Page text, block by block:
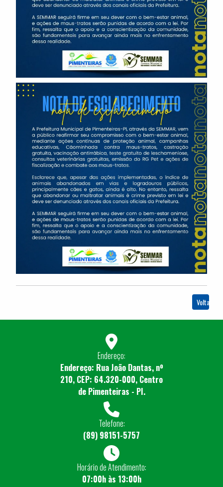
Voltar
Endereço:
Endereço: Rua João Dantas, nº
210, CEP: 64.320-000, Centro
de Pimenteiras - PI.
Telefone:
(89) 98151-5757
Horário de Atendimento:
07:00h às 13:00h